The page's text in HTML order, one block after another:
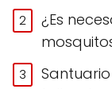
¿Es